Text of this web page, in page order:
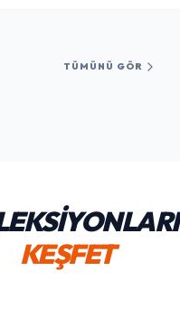
TÜMÜNÜ GÖR
KEŞFET